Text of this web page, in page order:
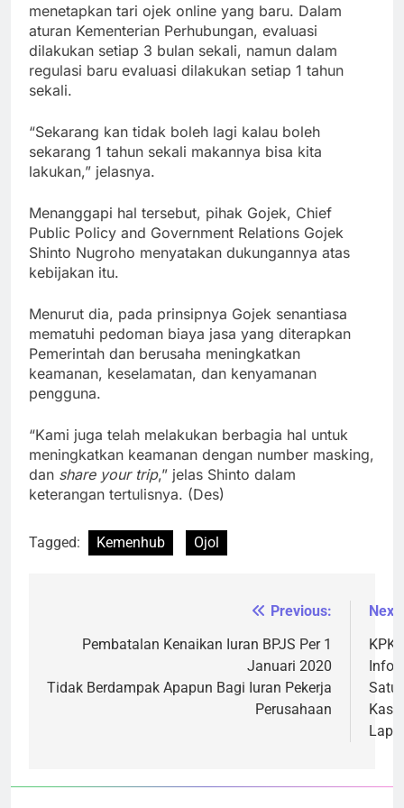
menetapkan tari ojek online yang baru. Dalam
aturan Kementerian Perhubungan, evaluasi
dilakukan setiap 3 bulan sekali, namun dalam
regulasi baru evaluasi dilakukan setiap 1 tahun
sekali.
“Sekarang kan tidak boleh lagi kalau boleh
sekarang 1 tahun sekali makannya bisa kita
lakukan,” jelasnya.
Menanggapi hal tersebut, pihak Gojek, Chief
Public Policy and Government Relations Gojek
Shinto Nugroho menyatakan dukungannya atas
kebijakan itu.
Menurut dia, pada prinsipnya Gojek senantiasa
mematuhi pedoman biaya jasa yang diterapkan
Pemerintah dan berusaha meningkatkan
keamanan, keselamatan, dan kenyamanan
pengguna.
“Kami juga telah melakukan berbagia hal untuk
meningkatkan keamanan dengan number masking,
dan share your trip,” jelas Shinto dalam
keterangan tertulisnya. (Des)
Tagged: Kemenhub Ojol
Previous:
Pembatalan Kenaikan Iuran BPJS Per 1
Januari 2020
Tidak Berdampak Apapun Bagi Iuran Pekerja
Perusahaan
Next:
KPK
Satu